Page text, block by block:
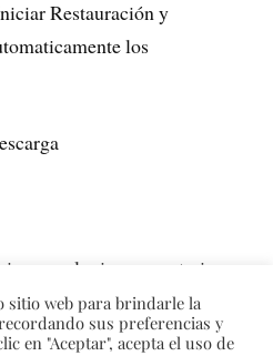
Restauración y
los
cualquier comentario
sitio web para brindarle la
sus preferencias y
en "Aceptar", acepta el uso de